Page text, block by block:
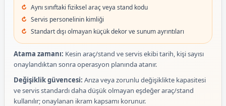
Aynı sınıftaki fiziksel araç veya stand kodu
Servis personelinin kimliği
Standart dışı olmayan küçük dekor ve sunum ayrıntıları
Atama zamanı: Kesin araç/stand ve servis ekibi tarih, kişi sayısı
onaylandıktan sonra operasyon planında atanır.
Değişiklik güvencesi: Arıza veya zorunlu değişiklikte kapasitesi
ve servis standardı daha düşük olmayan eşdeğer araç/stand
kullanılır; onaylanan ikram kapsamı korunur.